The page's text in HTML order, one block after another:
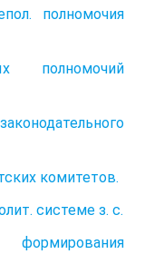
полномочия
полномочий
комитетов.
системе з. с.